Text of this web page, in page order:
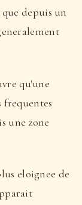
depuis un
qu'une
frequentes
une zone
eloignee de